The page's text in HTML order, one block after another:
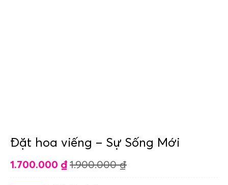
Đặt hoa viếng – Sự Sống Mới
1.700.000 ₫ 1.900.000₫